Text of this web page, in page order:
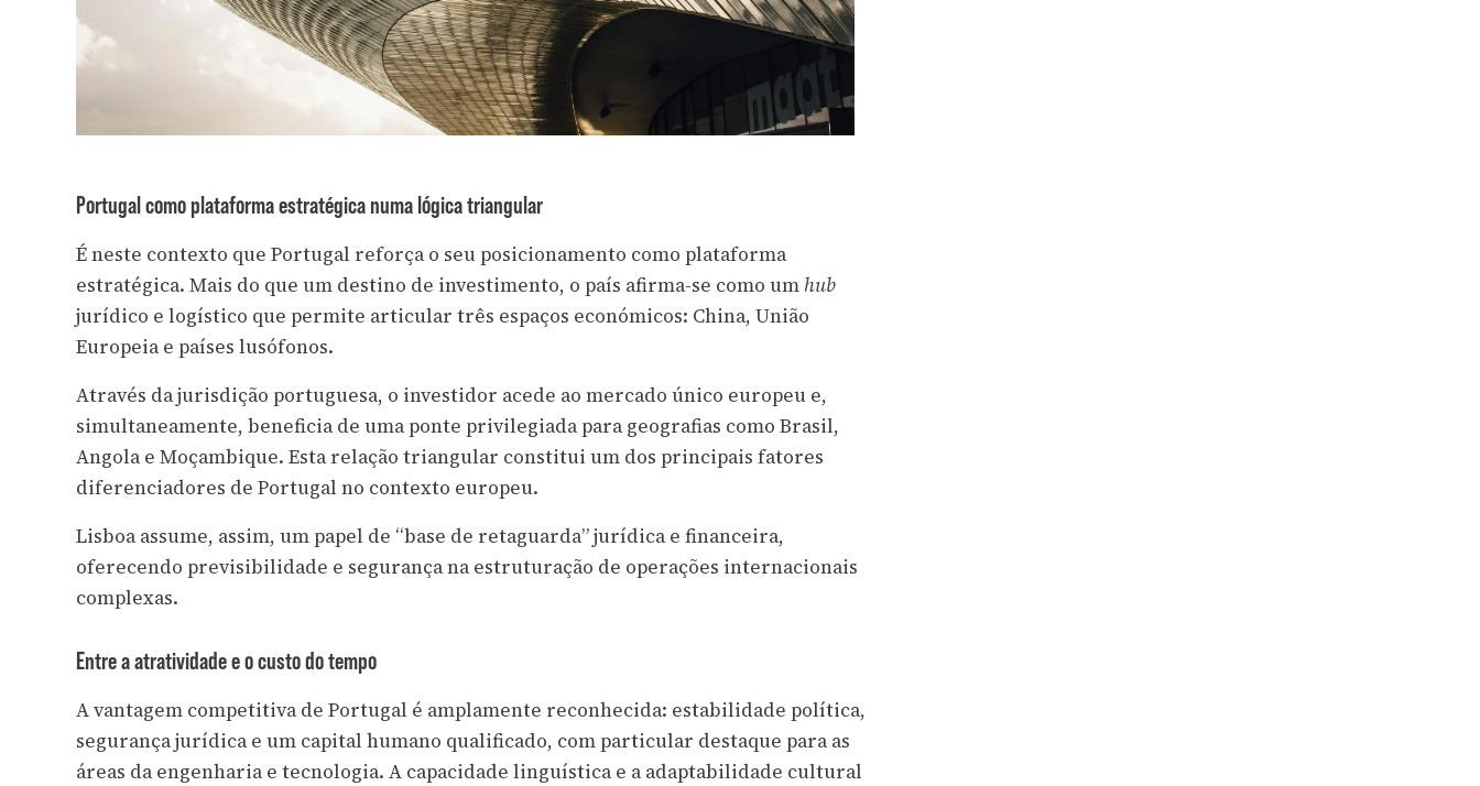
Portugal como plataforma estratégica numa lógica triangular
É neste contexto que Portugal reforça o seu posicionamento como plataforma
estratégica. Mais do que um destino de investimento, o país afirma-se como um hub
jurídico e logístico que permite articular três espaços económicos: China, União
Europeia e países lusófonos.
Através da jurisdição portuguesa, o investidor acede ao mercado único europeu e,
simultaneamente, beneficia de uma ponte privilegiada para geografias como Brasil,
Angola e Moçambique. Esta relação triangular constitui um dos principais fatores
diferenciadores de Portugal no contexto europeu.
Lisboa assume, assim, um papel de “base de retaguarda” jurídica e financeira,
oferecendo previsibilidade e segurança na estruturação de operações internacionais
complexas.
Entre a atratividade e o custo do tempo
A vantagem competitiva de Portugal é amplamente reconhecida: estabilidade política,
segurança jurídica e um capital humano qualificado, com particular destaque para as
áreas da engenharia e tecnologia. A capacidade linguística e a adaptabilidade cultural